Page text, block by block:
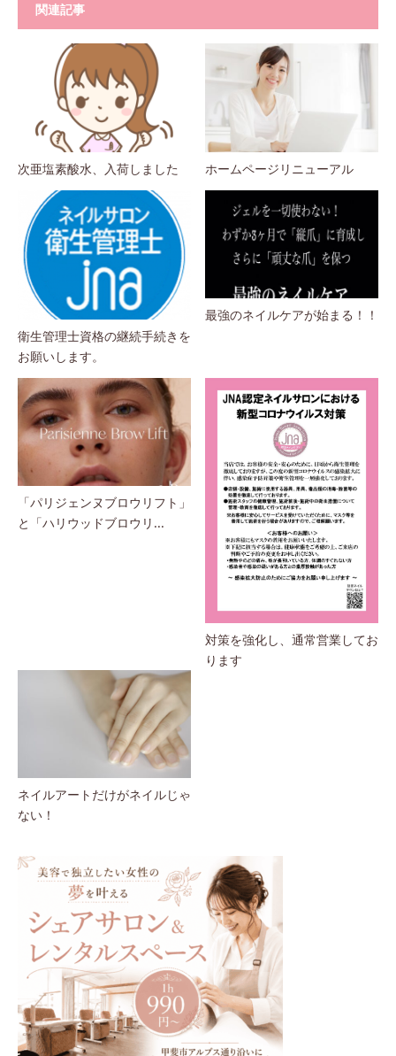
関連記事
次亜塩素酸水、入荷しました ホームページリニューアル
衛生管理士資格の継続手続きを
お願いします。
最強のネイルケアが始まる！！
「パリジェンヌブロウリフト」
と「ハリウッドブロウリ...
対策を強化し、通常営業してお
ります
ネイルアートだけがネイルじゃ
ない！